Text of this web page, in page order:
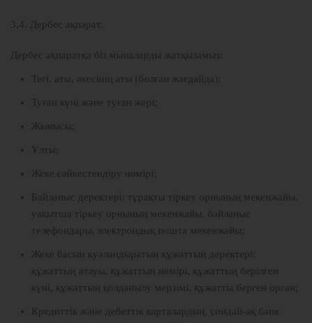
3.4. Дербес ақпарат.
Дербес ақпаратқа біз мыналарды жатқызамыз:
Тегі, аты, әкесінің аты (болған жағдайда);
Туған күні және туған жері;
Жынысы;
Ұлты;
Жеке сәйкестендіру нөмірі;
Байланыс деректері: тұрақты тіркеу орнының мекенжайы,
уақытша тіркеу орнының мекенжайы, байланыс
телефондары, электрондық пошта мекенжайы;
Жеке басын куәландыратын құжаттың деректері:
құжаттың атауы, құжаттың нөмірі, құжаттың берілген
күні, құжаттың қолданылу мерзімі, құжатты берген орган;
Кредиттік және дебеттік карталардың, сондай-ақ банк